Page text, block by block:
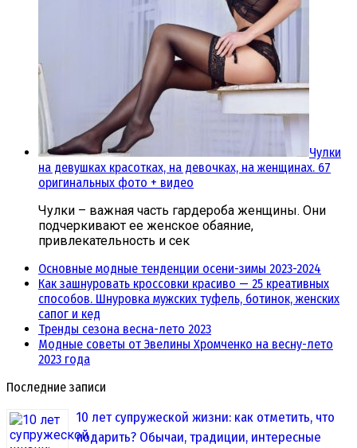
Чулки
на девушках красотках, на девочках, на женщинах. 67
оригинальных фото + видео
Чулки – важная часть гардероба женщины. Они
подчеркивают ее женское обаяние,
привлекательность и сек
Основные модные тенденции осени-зимы 2023-2024
Как зашнуровать кроссовки красиво — 25 креативных
способов. Шнуровка мужских туфель, ботинок, женских
сапог и кед
Тренды сезона весна-лето 2023
Модные советы от Эвелины Хромченко на весну-лето
2023 года
Последние записи
10 лет супружеской жизни: как отметить, что
подарить? Обычаи, традиции, интересные